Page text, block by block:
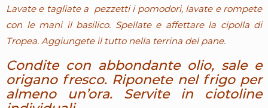
Lavate e tagliate a pezzetti i pomodori, lavate e rompete
con le mani il basilico. Spellate e affettare la cipolla di
Tropea. Aggiungete il tutto nella terrina del pane.
Condite con abbondante olio, sale e
origano fresco. Riponete nel frigo per
almeno un’ora. Servite in ciotoline